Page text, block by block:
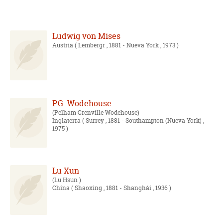
Ludwig von Mises
Austria( Lembergr , 1881 - Nueva York , 1973 )
P.G. Wodehouse
Pelham Grenville Wodehouse
Inglaterra( Surrey , 1881 - Southampton (Nueva York) ,
1975 )
Lu Xun
Lu Hsun
China( Shaoxing , 1881 - Shanghái , 1936 )